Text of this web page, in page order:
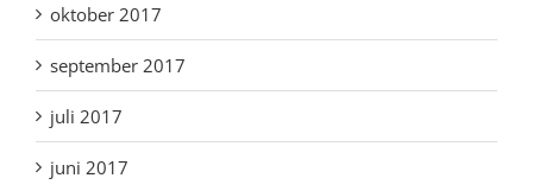
oktober 2017
september 2017
juli 2017
juni 2017